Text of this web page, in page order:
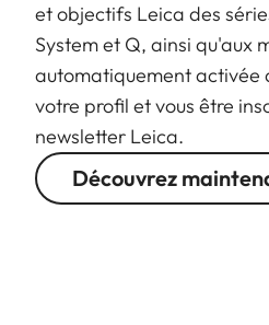
et objectifs Leica des
System et Q, ainsi qu'aux
automatiquement activée
votre profil et vous être
newsletter Leica.
Découvrez